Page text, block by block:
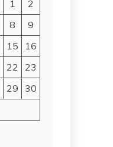
1
2
8
9
15
16
22
23
29
30